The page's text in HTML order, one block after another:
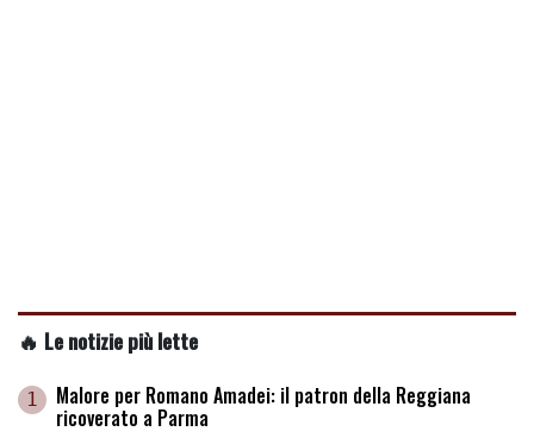
🔥 Le notizie più lette
1 Malore per Romano Amadei: il patron della Reggiana
ricoverato a Parma